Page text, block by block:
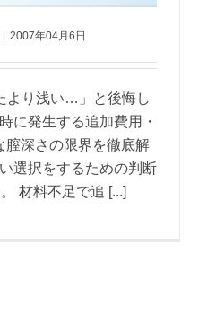
| 2007年04月6日
より浅い…」と後悔し
に発生する追加費用・
膣深さの限界を徹底解
選択をするための判断
材料不足で追 [...]